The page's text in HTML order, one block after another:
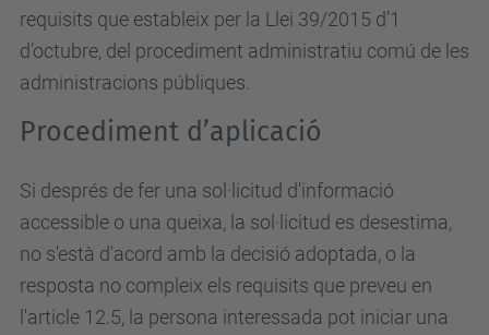
requisits que estableix per la Llei 39/2015 d’1
d’octubre, del procediment administratiu comú de les
administracions públiques.
Procediment d’aplicació
Si després de fer una sol·licitud d'informació
accessible o una queixa, la sol·licitud es desestima,
no s'està d'acord amb la decisió adoptada, o la
resposta no compleix els requisits que preveu en
l'article 12.5, la persona interessada pot iniciar una